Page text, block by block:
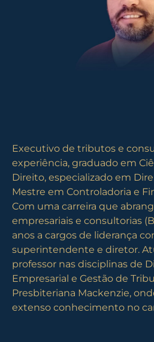
Executivo de tributos e
experiência, graduado em
Direito, especializado em
Mestre em Controladoria e
Com uma carreira que
empresariais e consultorias
anos a cargos de liderança
superintendente e diretor.
professor nas disciplinas de
Empresarial e Gestão de
Presbiteriana Mackenzie,
extenso conhecimento no